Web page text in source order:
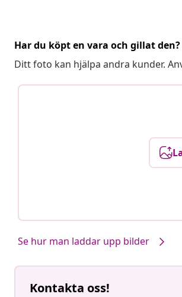
Har du köpt en vara och gillat
Ditt foto kan hjälpa andra kunder.
Se hur man laddar upp bilder
Kontakta oss!